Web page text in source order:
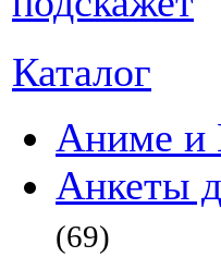
Каталог
Аниме и
Анкеты
(69)